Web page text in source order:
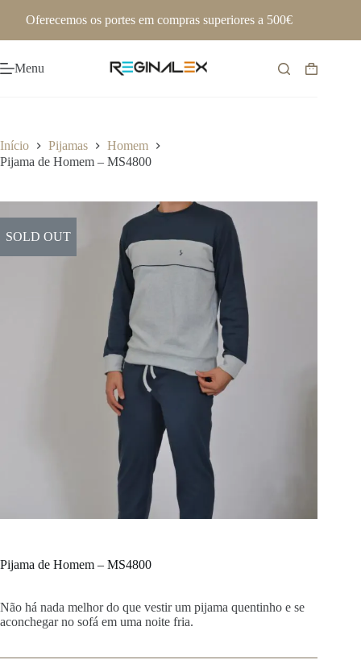
Oferecemos os portes em compras superiores a 500€
Menu
Carrinho
Início Pijamas
Homem
Pijama de Homem – MS4800
SOLD OUT
Pijama de Homem – MS4800
Não há nada melhor do que vestir um pijama quentinho e se
aconchegar no sofá em uma noite fria.